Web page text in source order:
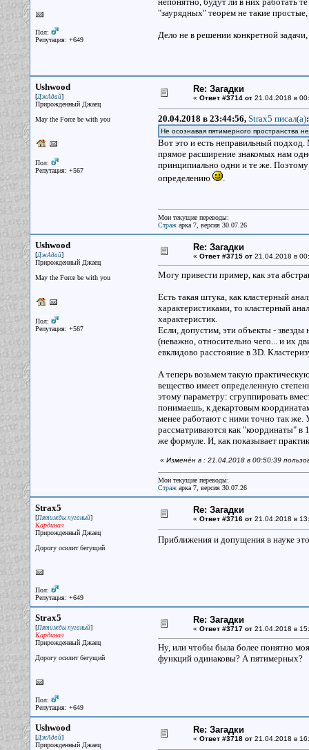
Пол:
Репутация: +649
"заурядных" теорем не такие простые,
Дело не в решении конкретной
Ushwood
[ДжАдай]
Прирожденный Джаец
May the Force be with you
Пол:
Репутация: +567
Re: Загадки
« Ответ #3714 от21.04.2018 в
20.04.2018 в 23:44:56, Strax5 писал(a):
Не осознавая пятимерного пространства
Вот это и есть неправильный подход.
прямое расширение знакомых нам
принципиально одни и те же.
определению
.
Мои текущие переводы:
Стражарка 7, версия 30.07.26
Ushwood
[ДжАдай]
Прирожденный Джаец
May the Force be with you
Пол:
Репутация: +567
Re: Загадки
« Ответ #3715 от21.04.2018 в
Могу привести пример, как эта
Есть такая штука, как кластерный
характеристиками, то кластерный
характеристик.
Если, допустим, эти объекты -
(неважно, относительно чего... и их
евклидово расстояние в 3D.
А теперь возьмем такую
вещество имеет определенную
этому параметру: сгруппировать
понимаешь, к декартовым
менее работают с ними точно так же.
рассматриваются как "координаты"
же формуле. И, как показывает
« Изменён в : 21.04.2018 в 00:50:39
Мои текущие переводы:
Стражарка 7, версия 30.07.26
Strax5
[Пятижды пуганый]
Кардинал
Прирожденный Джаец
Дорогу осилит бегущий
Пол:
Репутация: +649
Re: Загадки
« Ответ #3716 от21.04.2018 в
Приближения и допущения в науке
Strax5
[Пятижды пуганый]
Кардинал
Прирожденный Джаец
Дорогу осилит бегущий
Пол:
Репутация: +649
Re: Загадки
« Ответ #3717 от21.04.2018 в
Ну, или чтобы была более понятно
функций одинаковы? А пятимерных?
Ushwood
[ДжАдай]
Прирожденный Джаец
Re: Загадки
« Ответ #3718 от21.04.2018 в